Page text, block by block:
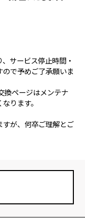
サービス停止時間・
で予めご了承願いま
換ページはメンテナ
ります。
すが、何卒ご理解とご